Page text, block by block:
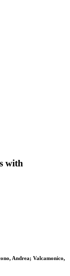
with
Andrea; Valcamonico,